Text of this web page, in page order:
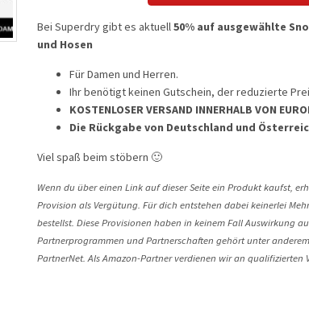
Bei Superdry gibt es aktuell50% auf ausgewählte
und Hosen
Für Damen und Herren.
Ihr benötigt keinen Gutschein, der reduzierte
KOSTENLOSER VERSAND INNERHALB VON
Die Rückgabe von Deutschland und
Viel spaß beim stöbern 🙂
Wenn du über einen Link auf dieser Seite ein Produkt kaufst,
Provision als Vergütung. Für dich entstehen dabei keinerlei
bestellst. Diese Provisionen haben in keinem Fall Auswirkung
Partnerprogrammen und Partnerschaften gehört unter
PartnerNet. Als Amazon-Partner verdienen wir an qualifizierten